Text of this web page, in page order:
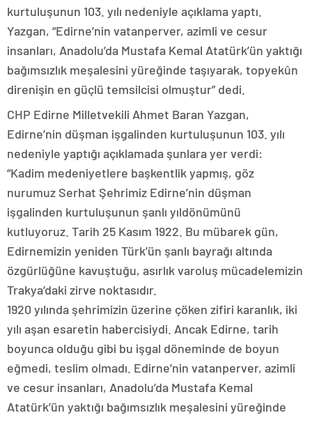
kurtuluşunun 103. yılı nedeniyle açıklama yaptı.
Yazgan, “Edirne’nin vatanperver, azimli ve cesur
insanları, Anadolu’da Mustafa Kemal Atatürk’ün yaktığı
bağımsızlık meşalesini yüreğinde taşıyarak, topyekûn
direnişin en güçlü temsilcisi olmuştur” dedi.
CHP Edirne Milletvekili Ahmet Baran Yazgan,
Edirne’nin düşman işgalinden kurtuluşunun 103. yılı
nedeniyle yaptığı açıklamada şunlara yer verdi:
“Kadim medeniyetlere başkentlik yapmış, göz
nurumuz Serhat Şehrimiz Edirne’nin düşman
işgalinden kurtuluşunun şanlı yıldönümünü
kutluyoruz. Tarih 25 Kasım 1922. Bu mübarek gün,
Edirnemizin yeniden Türk’ün şanlı bayrağı altında
özgürlüğüne kavuştuğu, asırlık varoluş mücadelemizin
Trakya’daki zirve noktasıdır.
1920 yılında şehrimizin üzerine çöken zifiri karanlık, iki
yılı aşan esaretin habercisiydi. Ancak Edirne, tarih
boyunca olduğu gibi bu işgal döneminde de boyun
eğmedi, teslim olmadı. Edirne’nin vatanperver, azimli
ve cesur insanları, Anadolu’da Mustafa Kemal
Atatürk’ün yaktığı bağımsızlık meşalesini yüreğinde